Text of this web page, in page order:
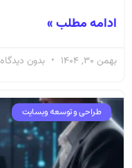
ادامه مطلب »
بهمن 30, 1404 بدون دیدگاه
طراحی و توسعه وبسایت